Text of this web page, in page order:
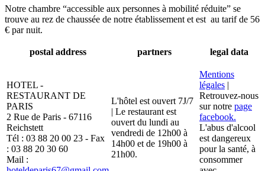
Notre chambre “accessible aux personnes à mobilité réduite” se
trouve au rez de chaussée de notre établissement et est au tarif de 56
€ par nuit.
postal address partners legal data
HOTEL -
RESTAURANT DE
PARIS
2 Rue de Paris - 67116
Reichstett
Tél : 03 88 20 00 23 - Fax
: 03 88 20 30 60
Mail :
L'hôtel est ouvert 7J/7
| Le restaurant est
ouvert du lundi au
vendredi de 12h00 à
14h00 et de 19h00 à
21h00.
Mentions
légales |
Retrouvez-nous
sur notre page
facebook.
L'abus d'alcool
est dangereux
pour la santé, à
consommer